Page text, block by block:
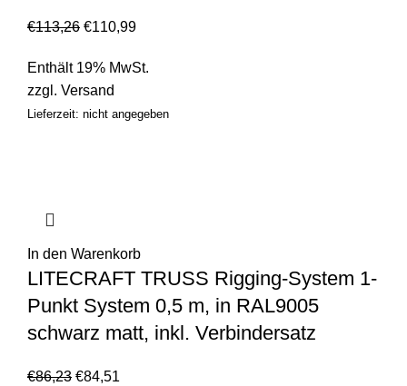
€113,26 €110,99
Enthält 19% MwSt.
zzgl. Versand
Lieferzeit: nicht angegeben
In den Warenkorb
LITECRAFT TRUSS Rigging-System 1-
Punkt System 0,5 m, in RAL9005
schwarz matt, inkl. Verbindersatz
€86,23 €84,51